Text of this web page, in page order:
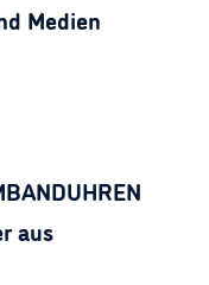
Medien
aus